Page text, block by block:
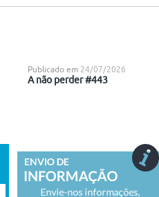
Publicado em 24/07/2026
A não perder #443